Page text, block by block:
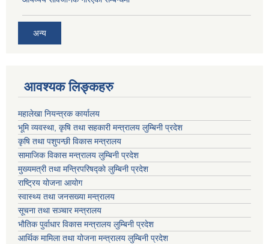
अन्य
आवश्यक लिङ्कहरु
महालेखा नियन्त्रक कार्यालय
भूमि व्यवस्था, कृषि तथा सहकारी मन्त्रालय लुम्बिनी प्रदेश
कृषि तथा पशुपन्छी विकास मन्त्रालय
सामाजिक विकास मन्त्रालय लुम्बिनी प्रदेश
मुख्यमत्री तथा मन्त्रिपरिषद्काे लुम्बिनी प्रदेश
राष्ट्रिय योजना आयोग
स्वास्थ्य तथा जनसख्या मन्त्रालय
सूचना तथा सञ्चार मन्त्रालय
भाैतिक पुर्वाधार विकास मन्त्रालय लुम्बिनी प्रदेश
आर्थिक मामिला तथा योजना मन्त्रालय लुम्बिनी प्रदेश